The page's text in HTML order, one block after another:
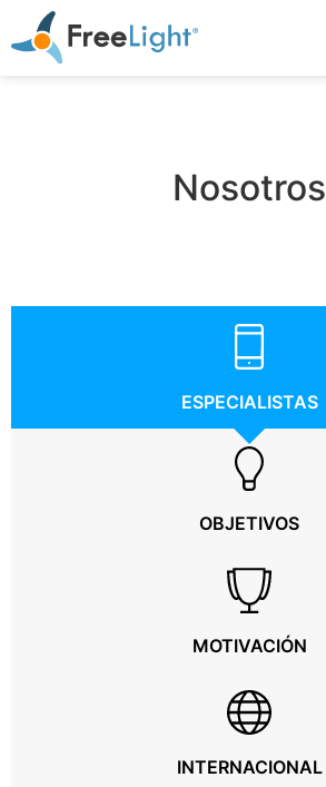
Nosotros
ESPECIALISTAS
OBJETIVOS
MOTIVACIÓN
INTERNACIONAL